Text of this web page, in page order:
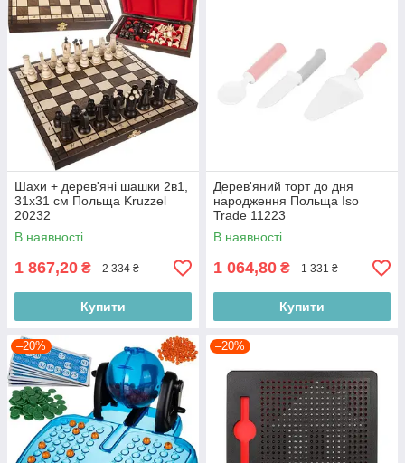
Шахи + дерев'яні шашки 2в1,
31х31 см Польща Kruzzel
20232
В наявності
1 867,20 ₴ 2 334 ₴
Купити
Дерев'яний торт до дня
народження Польща Iso
Trade 11223
В наявності
1 064,80 ₴ 1 331 ₴
Купити
–20% –20%